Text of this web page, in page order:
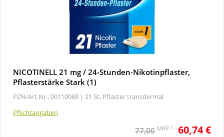
NICOTINELL 21 mg / 24-Stunden-Nikotinpflaster,
Pflasterstärke Stark (1)
PZN/Art.Nr.: 00110088 | 21 St, Pflaster transdermal
Pflichtangaben
77,00 MRP 2 60,74 €